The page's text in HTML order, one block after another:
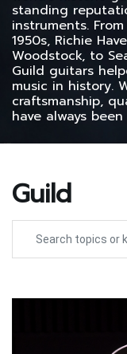
standing
instruments.
1950s, Richie
Woodstock, to
Guild guitars
music in history.
craftsmanship,
have always
Guild